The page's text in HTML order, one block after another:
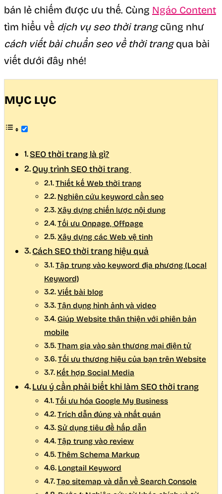
bán lẻ chiếm được ưu thế. Cùng Ngáo Content
tìm hiểu về dịch vụ seo thời trangcũng như
cách viết bài chuẩn seo về thời trangqua bài
viết dưới đây nhé!
MỤC LỤC
SEO thời trang là gì?
Quy trình SEO thời trang
Thiết kế Web thời trang
Nghiên cứu keyword cần seo
Xây dựng chiến lược nội dung
Tối ưu Onpage, Offpage
Xây dựng các Web vệ tinh
Cách SEO thời trang hiệu quả
Tập trung vào keyword địa phương (Local
Keyword)
Viết bài blog
Tận dụng hình ảnh và video
Giúp Website thân thiện với phiên bản
mobile
Tham gia vào sàn thương mại điện tử
Tối ưu thương hiệu của bạn trên Website
Kết hợp Social Media
Lưu ý cần phải biết khi làm SEO thời trang
Tối ưu hóa Google My Business
Trích dẫn đúng và nhất quán
Sử dụng tiêu đề hấp dẫn
Tập trung vào review
Thêm Schema Markup
Longtail Keyword
Tạo sitemap và dẫn về Search Console